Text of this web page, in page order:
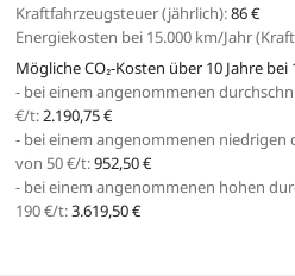
Kraftfahrzeugsteuer (jährlich):86 €
Energiekosten bei 15.000 km/Jahr
Mögliche CO₂-Kosten über 10 Jahre bei
- bei einem angenommenen
€/t:2.190,75 €
- bei einem angenommenen niedrigen
von 50 €/t:952,50 €
- bei einem angenommenen hohen
190 €/t:3.619,50 €